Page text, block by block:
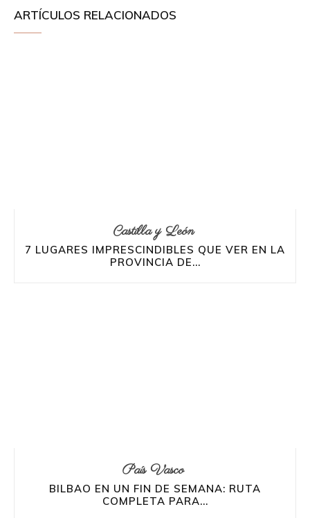
ARTÍCULOS RELACIONADOS
Castilla y León
7 LUGARES IMPRESCINDIBLES QUE VER EN LA
PROVINCIA DE...
País Vasco
BILBAO EN UN FIN DE SEMANA: RUTA
COMPLETA PARA...